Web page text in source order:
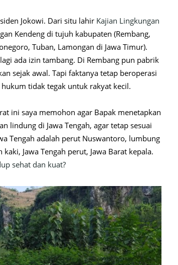
Jokowi. Dari situ lahir Kajian Lingkungan
Kendeng di tujuh kabupaten (Rembang,
Tuban, Lamongan di Jawa Timur).
ada izin tambang. Di Rembang pun pabrik
sejak awal. Tapi faktanya tetap beroperasi
tidak tegak untuk rakyat kecil.
ini saya memohon agar Bapak menetapkan
lindung di Jawa Tengah, agar tetap sesuai
Tengah adalah perut Nuswantoro, lumbung
Jawa Tengah perut, Jawa Barat kepala.
sehat dan kuat?